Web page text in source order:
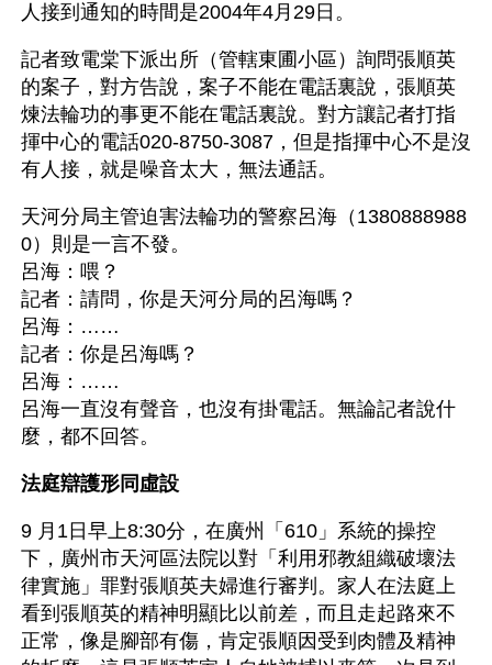
人接到通知的時間是2004年4月29日。
記者致電棠下派出所（管轄東圃小區）詢問張順英
的案子，對方告說，案子不能在電話裏說，張順英
煉法輪功的事更不能在電話裏說。對方讓記者打指
揮中心的電話020-8750-3087，但是指揮中心不是沒
有人接，就是噪音太大，無法通話。
天河分局主管迫害法輪功的警察呂海（1380888988
0）則是一言不發。
呂海：喂？
記者：請問，你是天河分局的呂海嗎？
呂海：……
記者：你是呂海嗎？
呂海：……
呂海一直沒有聲音，也沒有掛電話。無論記者說什
麼，都不回答。
法庭辯護形同虛設
9 月1日早上8:30分，在廣州「610」系統的操控
下，廣州市天河區法院以對「利用邪教組織破壞法
律實施」罪對張順英夫婦進行審判。家人在法庭上
看到張順英的精神明顯比以前差，而且走起路來不
正常，像是腳部有傷，肯定張順因受到肉體及精神